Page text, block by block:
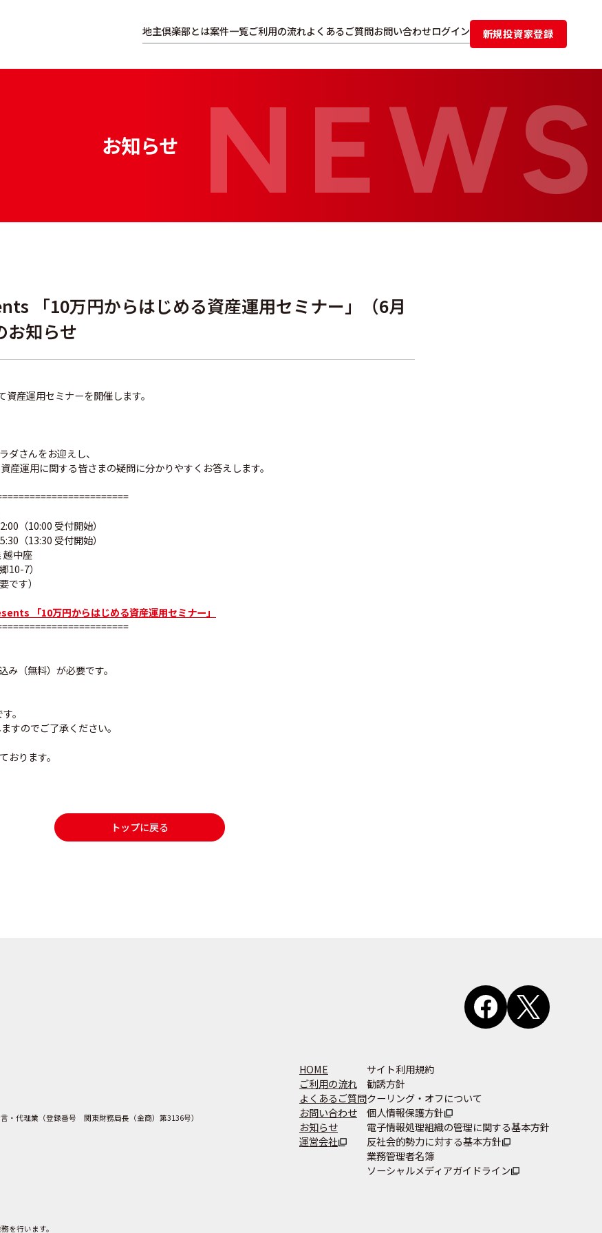
地主倶楽部とは案件一覧ご利用の流れよくあるご質問お問い合わせログイン 新規投資家登録
お知らせ
「10万円からはじめる資産運用セミナー」（6月
お知らせ
産運用セミナーを開催します。
ダさんをお迎えし、
産運用に関する皆さまの疑問に分かりやすくお答えします。
（10:00 受付開始）
受付開始）
中座
7）
す）
「10万円からはじめる資産運用セミナー」
（無料）が必要です。
。
すのでご了承ください。
おります。
トップに戻る
・代理業（登録番号 関東財務局長（金商）第3136号）
を行います。
HOME
ご利用の流れ
よくあるご質問
お問い合わせ
お知らせ
運営会社
サイト利用規約
勧誘方針
クーリング・オフについて
個人情報保護方針
電子情報処理組織の管理に関する基本方針
反社会的勢力に対する基本方針
業務管理者名簿
ソーシャルメディアガイドライン